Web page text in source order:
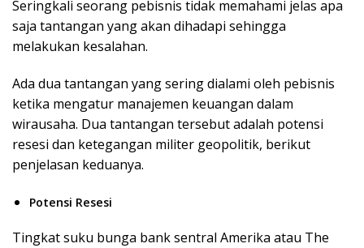
Seringkali seorang pebisnis tidak memahami jelas apa
saja tantangan yang akan dihadapi sehingga
melakukan kesalahan.
Ada dua tantangan yang sering dialami oleh pebisnis
ketika mengatur manajemen keuangan dalam
wirausaha. Dua tantangan tersebut adalah potensi
resesi dan ketegangan militer geopolitik, berikut
penjelasan keduanya.
Potensi Resesi
Tingkat suku bunga bank sentral Amerika atau The